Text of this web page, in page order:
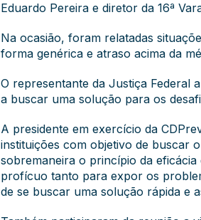
Eduardo Pereira e diretor da 16ª
Na ocasião, foram relatadas
forma genérica e atraso acima da
O representante da Justiça Federal
a buscar uma solução para os
A presidente em exercício da
instituições com objetivo de buscar
sobremaneira o princípio da
profícuo tanto para expor os
de se buscar uma solução rápida e